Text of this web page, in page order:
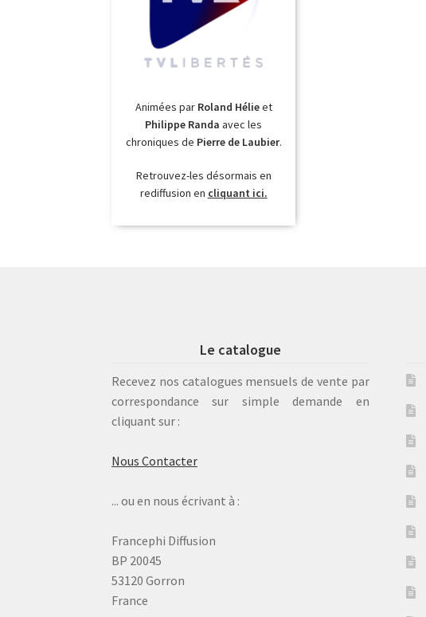
Animées par Roland Hélieet
Philippe Randa avec les
chroniques de Pierre de Laubier.
Retrouvez-les désormais en
rediffusion en cliquant ici.
Le catalogue
Recevez nos catalogues mensuels de vente par
correspondance sur simple demande en
cliquant sur :
Nous Contacter
... ou en nous écrivant à :
Francephi Diffusion
BP 20045
53120 Gorron
France